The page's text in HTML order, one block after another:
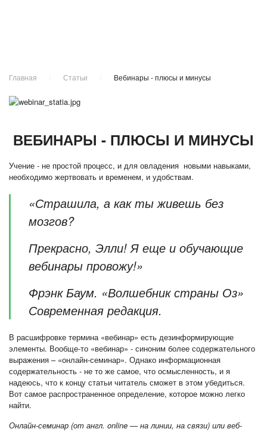
Главная Статьи Вебинары - плюсы и минусы
ВЕБИНАРЫ - ПЛЮСЫ И МИНУСЫ
Учение - не простой процесс, и для овладения новыми навыками,
необходимо жертвовать и временем, и удобствам.
«Страшила, а как ты живешь без
мозгов?
Прекрасно, Элли! Я еще и обучающие
вебинары провожу!»
Фрэнк Баум. «Волшебник страны Оз»
Современная редакция.
В расшифровке термина «вебинар» есть дезинформирующие
элементы. Вообще-то «вебинар» - синоним более содержательного
выражения – «онлайн-семинар». Однако информационная
содержательность - не то же самое, что осмысленность, и я
надеюсь, что к концу статьи читатель сможет в этом убедиться.
Вот самое распространенное определение, которое можно легко
найти.
Онлайн-семинар (от англ. online — на линии, на связи) или веб-